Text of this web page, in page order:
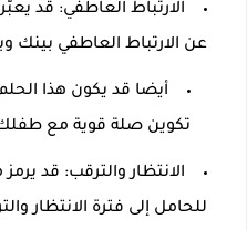
الارتباط العاطفي: قد
عن الارتباط العاطفي بينك
أيضا قد يكون هذا
تكوين صلة قوية مع
الانتظار والترقب: قد
للحامل إلى فترة الانتظار